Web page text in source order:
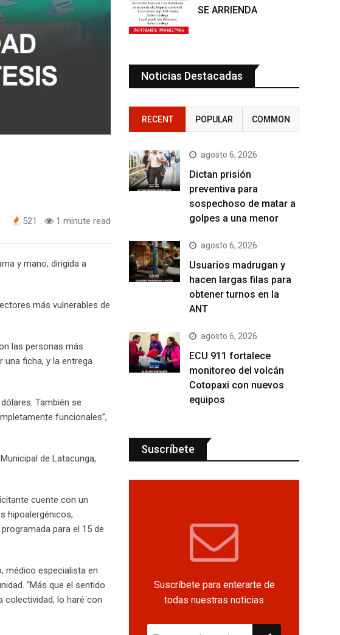
521 1 minute read
y mano, dirigida a
más vulnerables de
las personas más
una ficha, y la entrega
También se
funcionales”,
de Latacunga,
cuente con un
hipoalergénicos,
para el 15 de
médico especialista en
“Más que el sentido
colectividad, lo haré con
SE ARRIENDA
Noticias Destacadas
RECENT POPULAR COMMON
agosto 6, 2026
Dictan prisión
preventiva para
sospechoso de matar a
golpes a una menor
agosto 6, 2026
Usuarios madrugan y
hacen largas filas para
obtener turnos en la
ANT
agosto 6, 2026
ECU 911 fortalece
monitoreo del volcán
Cotopaxi con nuevos
equipos
Suscríbete
Suscríbete para enterarte de
todas nuestras noticias